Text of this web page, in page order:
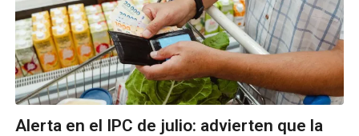
Alerta en el IPC de julio: advierten que la